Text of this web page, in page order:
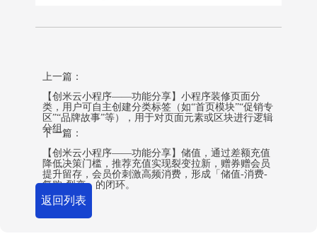
上一篇：
【创米云小程序——功能分享】小程序装修页面分
类，用户可自主创建分类标签（如“首页模块”“促销专
区”“品牌故事”等），用于对页面元素或区块进行逻辑
分组。
下一篇：
【创米云小程序——功能分享】储值，通过差额充值
降低决策门槛，推荐充值实现裂变拉新，赠券赠会员
提升留存，会员价刺激高频消费，形成「储值-消费-
复购-裂变」的闭环。
返回列表